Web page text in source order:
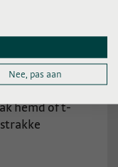
maken
Uw benen
goed
hemd of t-
Nee, pas aan